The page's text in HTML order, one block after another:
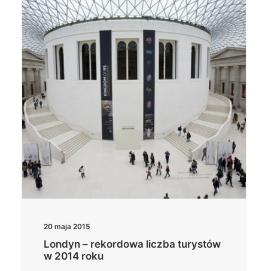
20 maja 2015
Londyn – rekordowa liczba turystów
w 2014 roku